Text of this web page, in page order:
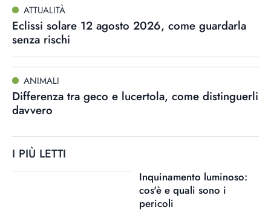
ATTUALITÀ
Eclissi solare 12 agosto 2026, come guardarla
senza rischi
ANIMALI
Differenza tra geco e lucertola, come distinguerli
davvero
I PIÙ LETTI
Inquinamento luminoso:
cos'è e quali sono i
pericoli